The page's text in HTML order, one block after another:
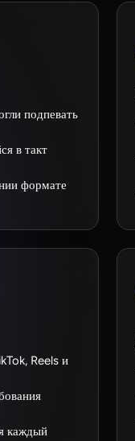
подпевать
в такт
формате
Reels и
каждый